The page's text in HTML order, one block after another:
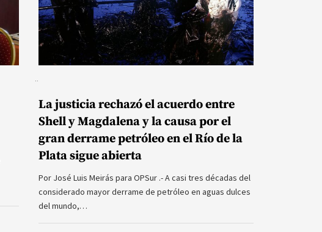
La justicia rechazó el acuerdo entre
Shell y Magdalena y la causa por el
gran derrame petróleo en el Río de la
Plata sigue abierta
Por José Luis Meirás para OPSur .- A casi tres décadas del
considerado mayor derrame de petróleo en aguas dulces
del mundo,…